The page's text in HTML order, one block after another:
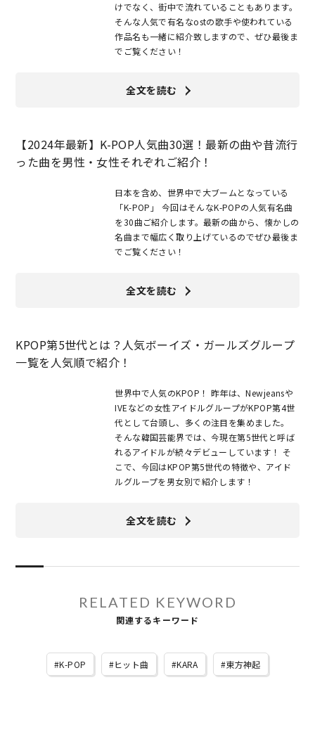
けでなく、街中で流れていることもあります。
そんな人気で有名なostの歌手や使われている
作品名も一緒に紹介致しますので、ぜひ最後ま
でご覧ください！
全文を読む
【2024年最新】K-POP人気曲30選！最新の曲や昔流行
った曲を男性・女性それぞれご紹介！
日本を含め、世界中で大ブームとなっている
「K-POP」 今回はそんなK-POPの人気有名曲
を30曲ご紹介します。最新の曲から、懐かしの
名曲まで幅広く取り上げているのでぜひ最後ま
でご覧ください！
全文を読む
KPOP第5世代とは？人気ボーイズ・ガールズグループ
一覧を人気順で紹介！
世界中で人気のKPOP！ 昨年は、Newjeansや
IVEなどの女性アイドルグループがKPOP第4世
代として台頭し、多くの注目を集めました。
そんな韓国芸能界では、今現在第5世代と呼ば
れるアイドルが続々デビューしています！ そ
こで、今回はKPOP第5世代の特徴や、アイド
ルグループを男女別で紹介します！
全文を読む
RELATED KEYWORD
関連するキーワード
K-POP ヒット曲 KARA 東方神起